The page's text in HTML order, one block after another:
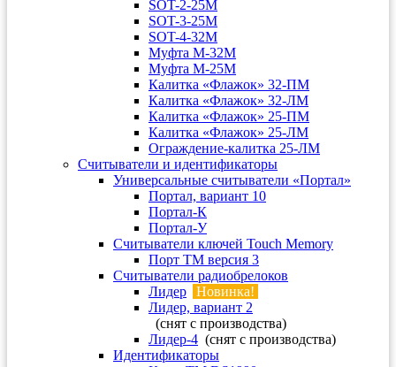
SOT-2-25М
SOT-3-25М
SOT-4-32M
Муфта M-32М
Муфта M-25М
Калитка «Флажок» 32-ПМ
Калитка «Флажок» 32-ЛМ
Калитка «Флажок» 25-ПМ
Калитка «Флажок» 25-ЛМ
Ограждение-калитка 25-ЛМ
Считыватели и идентификаторы
Универсальные считыватели «Портал»
Портал, вариант 10
Портал-К
Портал-У
Считыватели ключей Touch Memory
Порт TM версия 3
Считыватели радиобрелоков
Лидер
Новинка!
Лидер, вариант 2
(снят с производства)
Лидер-4 (снят с производства)
Идентификаторы